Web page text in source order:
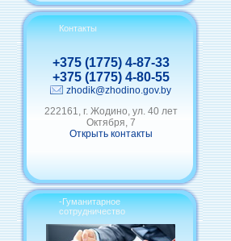
Контакты
+375 (1775) 4-87-33
+375 (1775) 4-80-55
zhodik@zhodino.gov.by
222161, г. Жодино, ул. 40 лет
Октября, 7
Открыть контакты
-Гуманитарное
сотрудничество